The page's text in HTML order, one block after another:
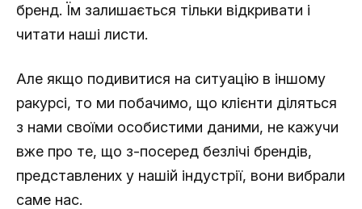
бренд. Їм залишається тільки відкривати і
читати наші листи.
Але якщо подивитися на ситуацію в іншому
ракурсі, то ми побачимо, що клієнти діляться
з нами своїми особистими даними, не кажучи
вже про те, що з-посеред безлічі брендів,
представлених у нашій індустрії, вони вибрали
саме нас.